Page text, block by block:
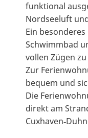
funktional
Nordseeluft
Ein
Schwimmbad
vollen Zügen
Zur
bequem und
Die
direkt am